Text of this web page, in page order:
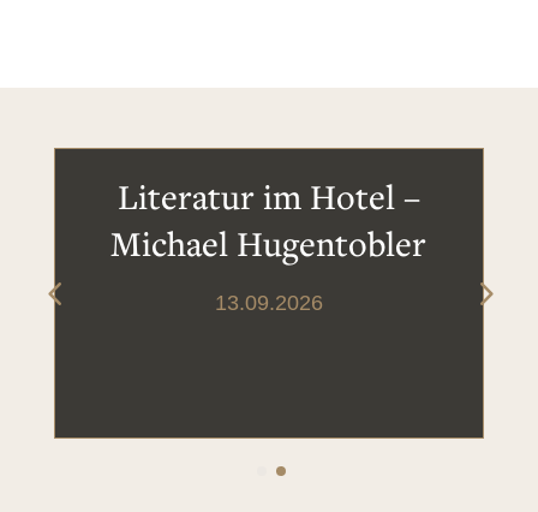
Literatur im Hotel –
Michael Hugentobler
13.09.2026